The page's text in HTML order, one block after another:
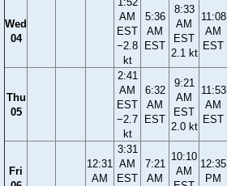
Wed
04
AM
EST
−2.8
kt
5:36
AM
EST
8:33
AM
EST
2.1 kt
11:08
AM
EST
Thu
05
2:41
AM
EST
−2.7
kt
6:32
AM
EST
9:21
AM
EST
2.0 kt
11:53
AM
EST
Fri
12:31
AM
3:31
AM
EST
7:21
AM
10:10
AM
12:35
PM